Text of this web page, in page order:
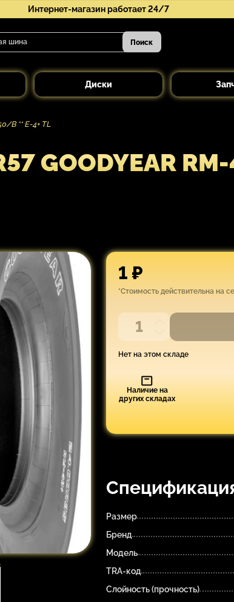
Интернет-магазин работает 24/7
Поиск
Диски
B ** E-4+ TL
GOODYEAR
Размер
Бренд
Модель
TRA-код
Слойность (прочность)
1 ₽
*Стоимость действительна на
Нет на этом складе
Наличие на
других складах